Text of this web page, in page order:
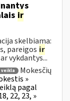
ir
skelbiama:
pareigos ir
vykdantys...
Mokesčių
»
pagal
22, 23, »